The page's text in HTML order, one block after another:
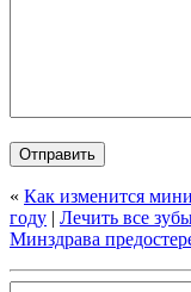
« Как изменится
году | Лечить все
Минздрава